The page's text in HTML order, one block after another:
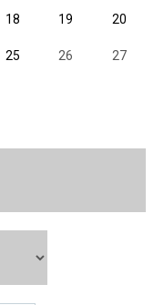
18 19 20
25 26 27